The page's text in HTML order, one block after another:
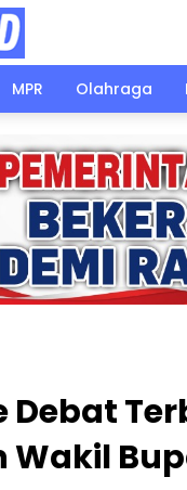
MPR Olahraga
Debat
Wakil